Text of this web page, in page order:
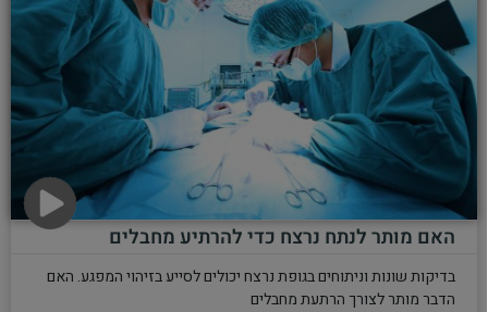
האם מותר לנתח נרצח כדי להרתיע מחבלים
בדיקות שונות וניתוחים בגופת נרצח יכולים לסייע בזיהוי המפגע. האם
הדבר מותר לצורך הרתעת מחבלים